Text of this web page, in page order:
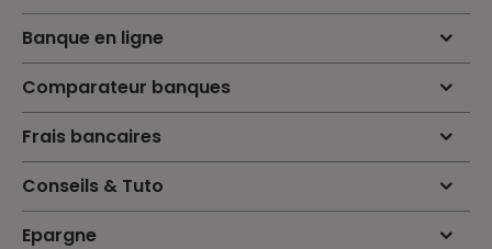
Banque en ligne
Comparateur banques
Frais bancaires
Conseils & Tuto
Epargne